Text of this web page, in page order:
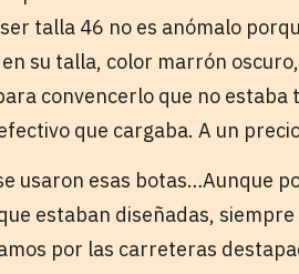
talla 46 no es anómalo
su talla, color marrón
convencerlo que no estaba
que cargaba. A un
usaron esas botas…Aunque
estaban diseñadas,
por las carreteras